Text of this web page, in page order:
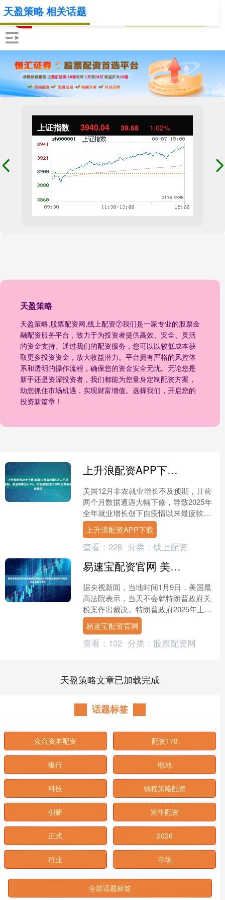
上证指数 3940.04 39.68 1.02%
天盈策略
天盈策略,股票配资网,线上配资⑦我们是一家专业的股票金
融配资服务平台，致力于为投资者提供高效、安全、灵活
的资金支持。通过我们的配资服务，您可以以较低成本获
取更多投资资金，放大收益潜力。平台拥有严格的风控体
系和透明的操作流程，确保您的资金安全无忧。无论您是
新手还是资深投资者，我们都能为您量身定制配资方案，
助您抓住市场机遇，实现财富增值。选择我们，开启您的
投资新篇章！
天盈策略 相关话题
上升浪配资APP下载 美国12月非农增5万人不及预期，失业率降至4.4%，年度增幅创2020年以来新低
美国12月非农就业增长不及预期，且前
两个月数据遭遇大幅下修，导致2025年
全年就业增长创下自疫情以来最疲软的
年度表现。尽管薪资增长保持稳健，但
三个月移动平均就业....
上升浪配资APP下载
查看： 228 分类： 线上配资
易速宝配资官网 美国最高法院暂未公布对特朗普关税的判决，市场紧盯下周三
据央视新闻，当地时间1月9日，美国最
高法院表示，当天不会就特朗普政府关
税案作出裁决。特朗普政府2025年上台
后援引美国《国际紧急经济权力法》，
以不经过国会批准、....
易速宝配资官网
查看： 102 分类： 股票配资网
天盈策略文章已加载完成
话题标签
众合资本配资 配资178
银行 电池
科技 钱程策略配资
创新 宏牛配资
正式 2026
行业 市场
全部话题标签